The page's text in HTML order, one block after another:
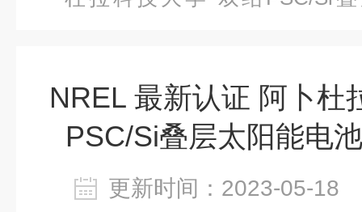
NREL 最新认证 阿卜杜
PSC/Si叠层太阳能电
更新时间：2023-05-